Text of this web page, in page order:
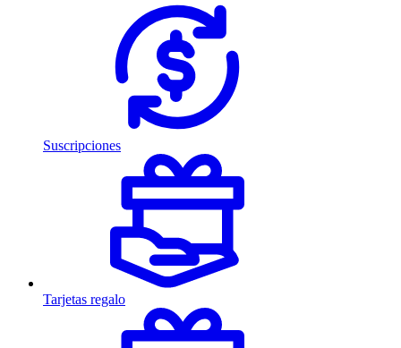
Suscripciones
Tarjetas regalo